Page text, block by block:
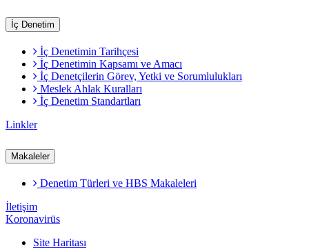
İç Denetim
İç Denetimin Tarihçesi
İç Denetimin Kapsamı ve Amacı
İç Denetçilerin Görev, Yetki ve Sorumlulukları
Meslek Ahlak Kuralları
İç Denetim Standartları
Linkler
Makaleler
Denetim Türleri ve HBS Makaleleri
İletişim
Koronavirüs
Site Haritası